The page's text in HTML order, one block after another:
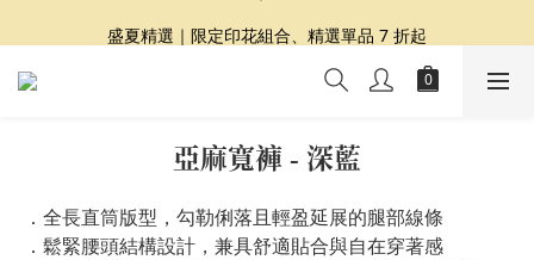
夏日提案 3 件再 8 折｜三種夏日風格一次收藏
盛夏精選｜限定印花組合、精選單品 7 折起
Dragon Diffusion 年度預購會展開｜7/30-8/30
亞麻寬褲 - 深藍
．全長直筒版型，勾勒俐落且輕盈延展的腿部線條
．鬆緊腰頭結構設計，兼具舒適貼合與自在穿著感